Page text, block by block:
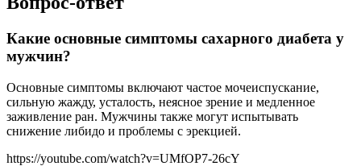
Какие основные симптомы сахарного диабета у
мужчин?
Основные симптомы включают частое мочеиспускание,
сильную жажду, усталость, неясное зрение и медленное
заживление ран. Мужчины также могут испытывать
снижение либидо и проблемы с эрекцией.
https://youtube.com/watch?v=UMfOP7-26cY